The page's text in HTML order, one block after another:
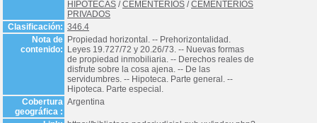
HIPOTECAS /CEMENTERIOS /CEMENTERIOS
PRIVADOS
Clasificación: 346.4
Nota de
contenido:
Propiedad horizontal. -- Prehorizontalidad.
Leyes 19.727/72 y 20.26/73. -- Nuevas formas
de propiedad inmobiliaria. -- Derechos reales de
disfrute sobre la cosa ajena. -- De las
servidumbres. -- Hipoteca. Parte general. --
Hipoteca. Parte especial.
Cobertura
geográfica :
Argentina